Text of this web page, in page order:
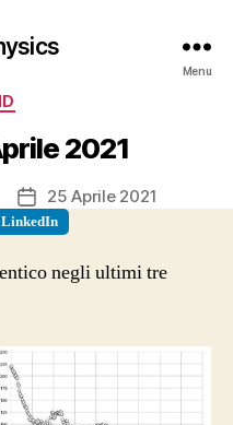
Menu
2021
Data
dell'articolo
25 Aprile 2021
LinkedIn
negli ultimi tre